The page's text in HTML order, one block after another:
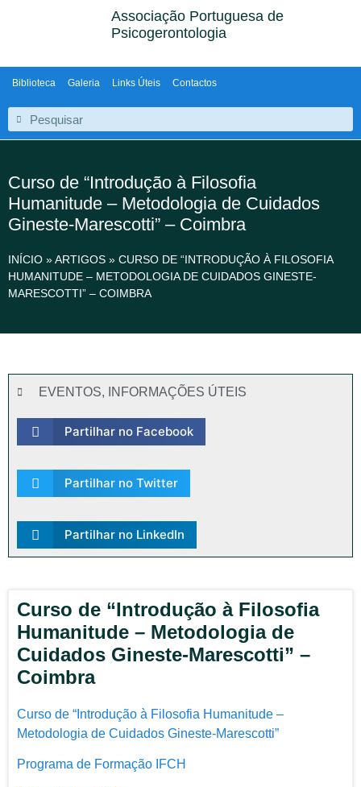
Associação Portuguesa de
Psicogerontologia
Biblioteca Galeria Links Úteis Contactos
Curso de “Introdução à Filosofia
Humanitude – Metodologia de Cuidados
Gineste-Marescotti” – Coimbra
INÍCIO »ARTIGOS » CURSO DE “INTRODUÇÃO À FILOSOFIA
HUMANITUDE – METODOLOGIA DE CUIDADOS GINESTE-
MARESCOTTI” – COIMBRA
EVENTOS, INFORMAÇÕES ÚTEIS
Partilhar no Facebook
Partilhar no Twitter
Partilhar no LinkedIn
Curso de “Introdução à Filosofia
Humanitude – Metodologia de
Cuidados Gineste-Marescotti” –
Coimbra
Curso de “Introdução à Filosofia Humanitude –
Metodologia de Cuidados Gineste-Marescotti”
Programa de Formação IFCH